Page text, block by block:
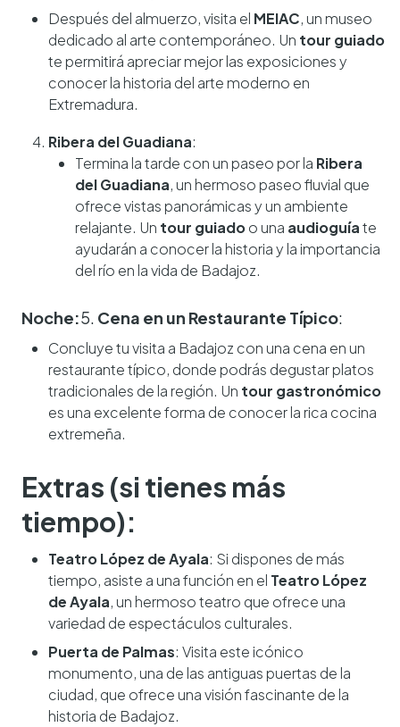
Después del almuerzo, visita el MEIAC, un museo
dedicado al arte contemporáneo. Un tour guiado
te permitirá apreciar mejor las exposiciones y
conocer la historia del arte moderno en
Extremadura.
Ribera del Guadiana:
Termina la tarde con un paseo por la Ribera
del Guadiana, un hermoso paseo fluvial que
ofrece vistas panorámicas y un ambiente
relajante. Un tour guiadoo una audioguíate
ayudarán a conocer la historia y la importancia
del río en la vida de Badajoz.
Noche:5. Cena en un Restaurante Típico:
Concluye tu visita a Badajoz con una cena en un
restaurante típico, donde podrás degustar platos
tradicionales de la región. Un tour gastronómico
es una excelente forma de conocer la rica cocina
extremeña.
Extras (si tienes más
tiempo):
Teatro López de Ayala: Si dispones de más
tiempo, asiste a una función en el Teatro López
de Ayala, un hermoso teatro que ofrece una
variedad de espectáculos culturales.
Puerta de Palmas: Visita este icónico
monumento, una de las antiguas puertas de la
ciudad, que ofrece una visión fascinante de la
historia de Badajoz.